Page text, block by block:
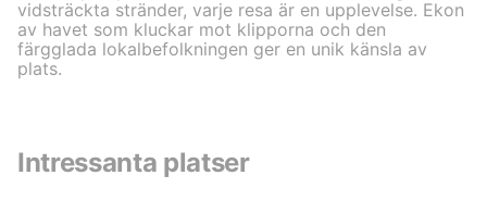
vidsträckta stränder, varje resa är en upplevelse. Ekon
av havet som kluckar mot klipporna och den
färgglada lokalbefolkningen ger en unik känsla av
plats.
Intressanta platser